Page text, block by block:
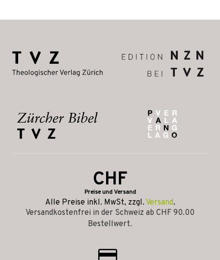
CHF
Preise und Versand
Alle Preise inkl. MwSt, zzgl. Versand.
Versandkostenfrei in der Schweiz ab CHF 90.00
Bestellwert.